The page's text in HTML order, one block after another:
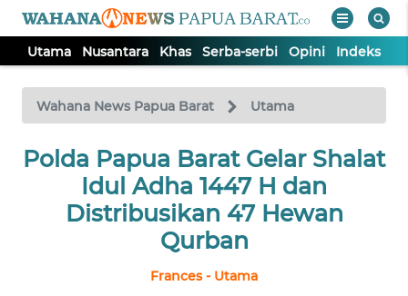
Utama Nusantara Khas Serba-serbi Opini Indeks
Wahana News Papua Barat Utama
Polda Papua Barat Gelar Shalat
Idul Adha 1447 H dan
Distribusikan 47 Hewan
Qurban
Frances - Utama
TV
Tutup
UTAMA
NUSANTARA